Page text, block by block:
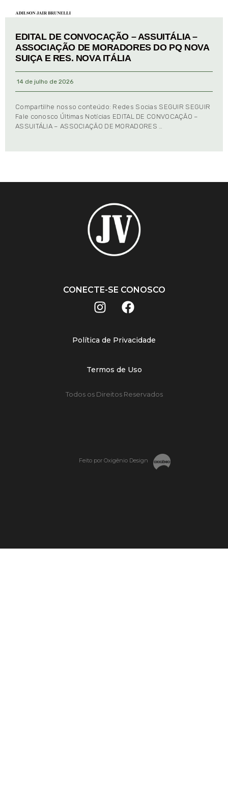
EDITAL DE CONVOCAÇÃO – ASSUITÁLIA –
ASSOCIAÇÃO DE MORADORES DO PQ NOVA
SUIÇA E RES. NOVA ITÁLIA
14 de julho de 2026
Compartilhe nosso conteúdo: Redes Socias SEGUIR SEGUIR
Fale conosco Últimas Notícias EDITAL DE CONVOCAÇÃO –
ASSUITÁLIA – ASSOCIAÇÃO DE MORADORES …
CONECTE-SE CONOSCO
Política de Privacidade
Termos de Uso
Todos os Direitos Reservados
Feito por Oxigênio Design